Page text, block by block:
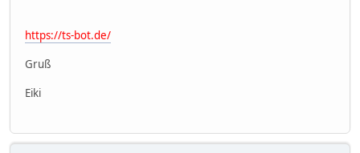
https://ts-bot.de/
Gruß
Eiki